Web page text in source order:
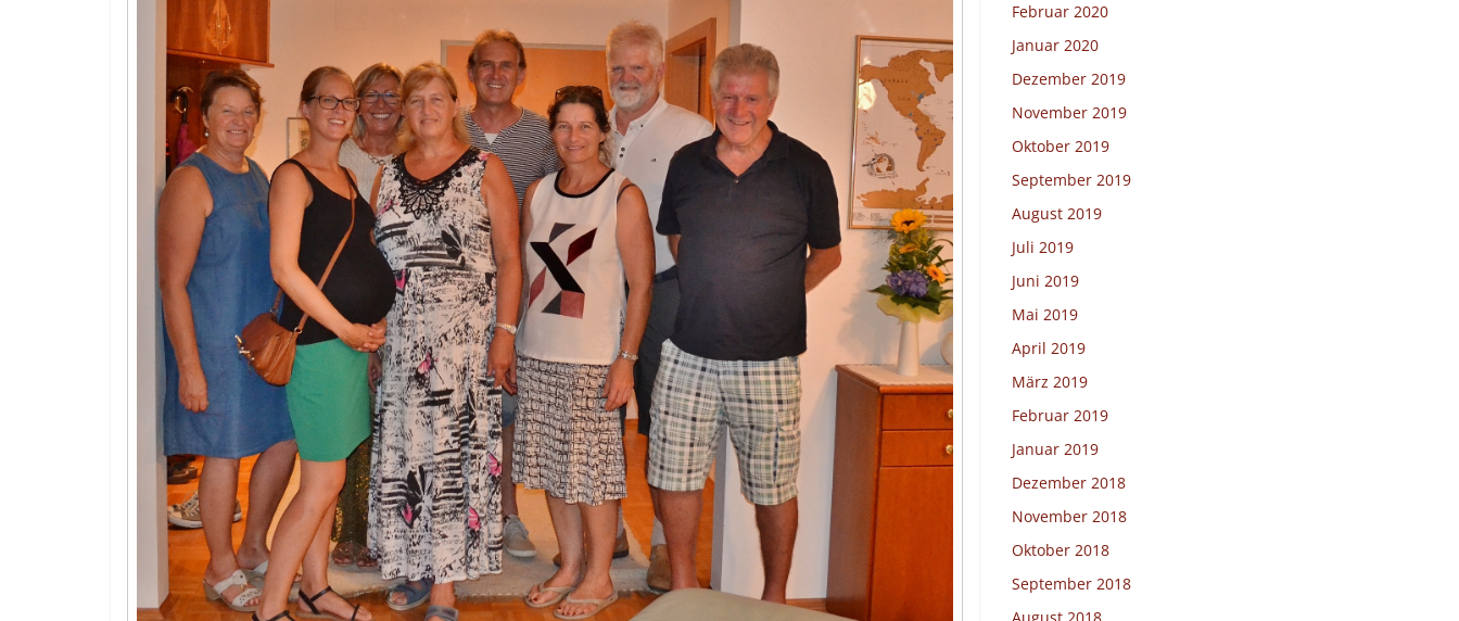
Februar 2020
Januar 2020
Dezember 2019
November 2019
Oktober 2019
September 2019
August 2019
Juli 2019
Juni 2019
Mai 2019
April 2019
März 2019
Februar 2019
Januar 2019
Dezember 2018
November 2018
Oktober 2018
September 2018